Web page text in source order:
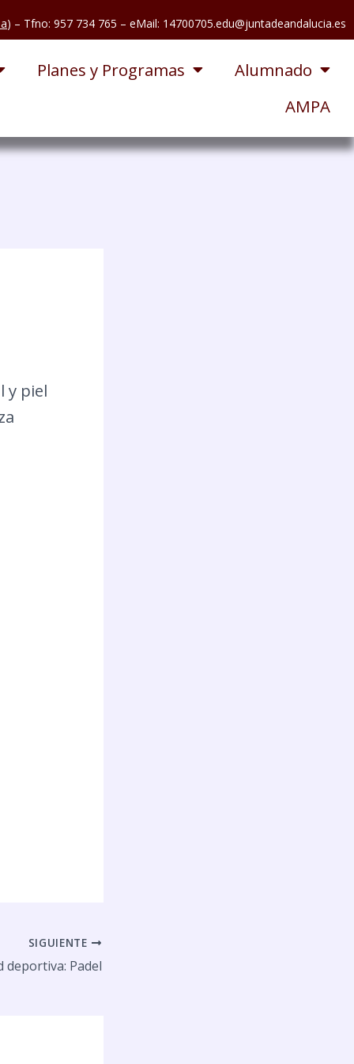
) – Tfno: 957 734 765 – eMail: 14700705.edu@juntadeandalucia.es
Planes y Programas
Alumnado
AMPA
y piel
SIGUIENTE
deportiva: Padel